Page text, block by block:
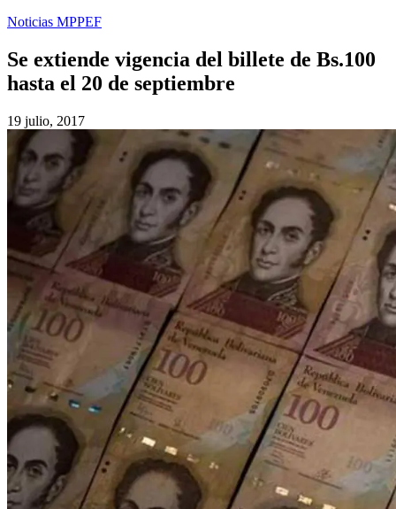
Noticias MPPEF
Se extiende vigencia del billete de Bs.100
hasta el 20 de septiembre
19 julio, 2017